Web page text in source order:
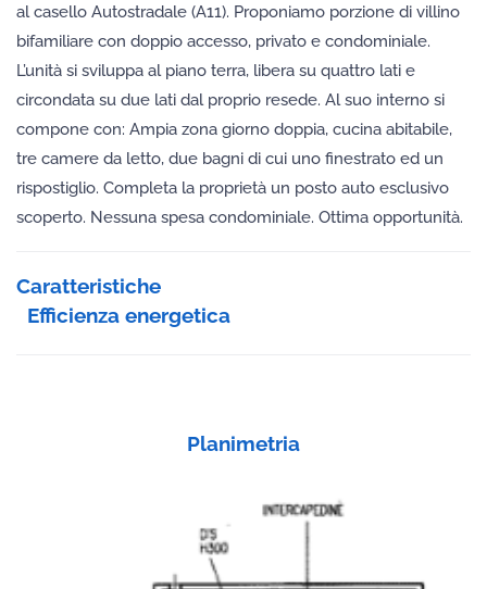
al casello Autostradale (A11). Proponiamo porzione di villino
bifamiliare con doppio accesso, privato e condominiale.
L’unità si sviluppa al piano terra, libera su quattro lati e
circondata su due lati dal proprio resede. Al suo interno si
compone con: Ampia zona giorno doppia, cucina abitabile,
tre camere da letto, due bagni di cui uno finestrato ed un
rispostiglio. Completa la proprietà un posto auto esclusivo
scoperto. Nessuna spesa condominiale. Ottima opportunità.
Caratteristiche
Efficienza energetica
Planimetria